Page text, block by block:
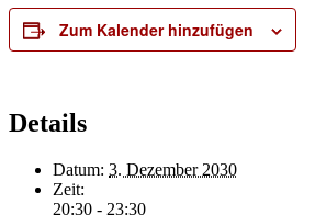
Zum Kalender hinzufügen
Details
Datum: 3. Dezember 2030
Zeit:
20:30 - 23:30